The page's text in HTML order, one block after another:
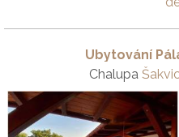
Ubytování
Chalupa